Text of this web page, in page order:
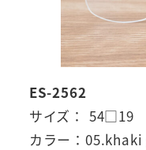
ES-2562
サイズ： 54□19
カラー：